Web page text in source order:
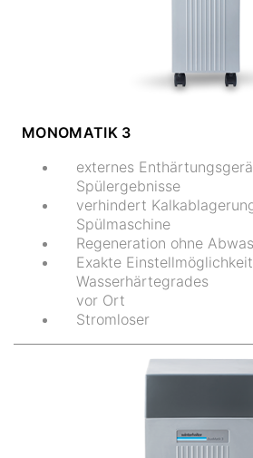
MONOMATIK 3
externes
Spülergebnisse
verhindert
Spülmaschine
Regeneration ohne
Exakte
Wasserhärtegrades
vor Ort
Stromloser